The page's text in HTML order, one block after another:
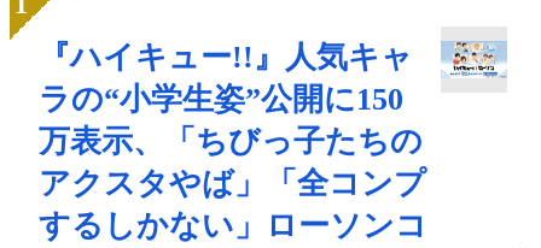
『ハイキュー!!』人気キャ
ラの“小学生姿”公開に150
万表示、「ちびっ子たちの
アクスタやば」「全コンプ
するしかない」ローソンコ